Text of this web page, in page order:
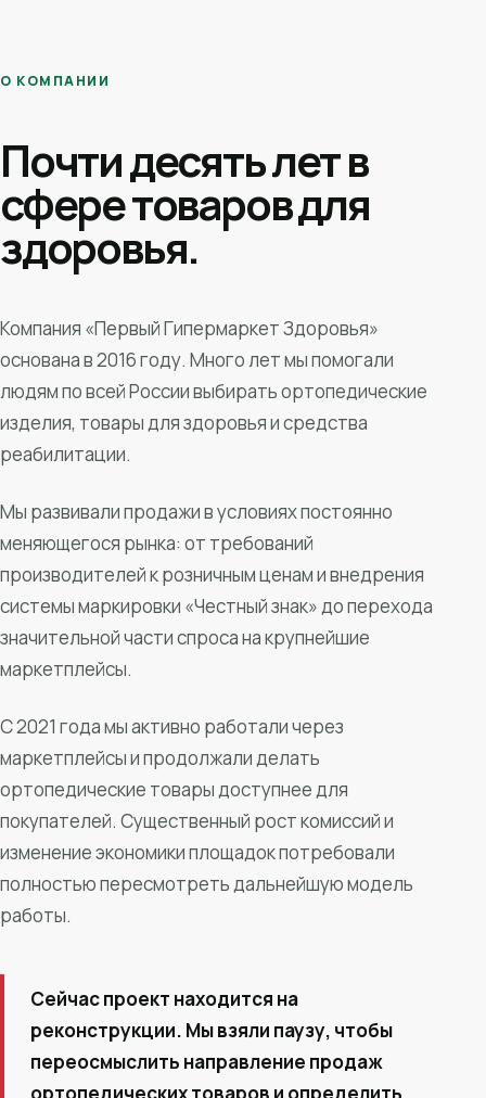
О КОМПАНИИ
Почти десять лет в
сфере товаров для
здоровья.
Компания «Первый Гипермаркет Здоровья»
основана в 2016 году. Много лет мы помогали
людям по всей России выбирать ортопедические
изделия, товары для здоровья и средства
реабилитации.
Мы развивали продажи в условиях постоянно
меняющегося рынка: от требований
производителей к розничным ценам и внедрения
системы маркировки «Честный знак» до перехода
значительной части спроса на крупнейшие
маркетплейсы.
С 2021 года мы активно работали через
маркетплейсы и продолжали делать
ортопедические товары доступнее для
покупателей. Существенный рост комиссий и
изменение экономики площадок потребовали
полностью пересмотреть дальнейшую модель
работы.
Сейчас проект находится на
реконструкции. Мы взяли паузу, чтобы
переосмыслить направление продаж